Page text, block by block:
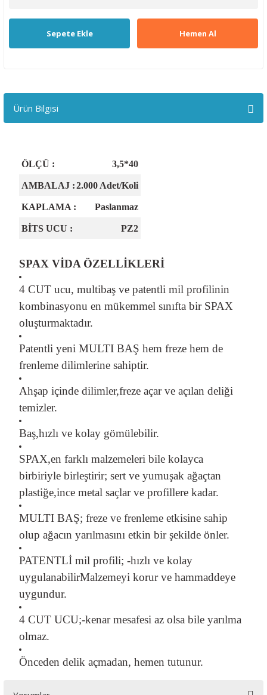
Sepete Ekle Hemen Al
Ürün Bilgisi
ÖLÇÜ : 3,5*40
AMBALAJ :2.000 Adet/Koli
KAPLAMA : Paslanmaz
BİTS UCU : PZ2
SPAX VİDA ÖZELLİKLERİ
4 CUT ucu, multibaş ve patentli mil profilinin
kombinasyonu en mükemmel sınıfta bir SPAX
oluşturmaktadır.
Patentli yeni MULTI BAŞ hem freze hem de
frenleme dilimlerine sahiptir.
Ahşap içinde dilimler,freze açar ve açılan deliği
temizler.
Baş,hızlı ve kolay gömülebilir.
SPAX,en farklı malzemeleri bile kolayca
birbiriyle birleştirir; sert ve yumuşak ağaçtan
plastiğe,ince metal saçlar ve profillere kadar.
MULTI BAŞ; freze ve frenleme etkisine sahip
olup ağacın yarılmasını etkin bir şekilde önler.
PATENTLİ mil profili; -hızlı ve kolay
uygulanabilirMalzemeyi korur ve hammaddeye
uygundur.
4 CUT UCU;-kenar mesafesi az olsa bile yarılma
olmaz.
Önceden delik açmadan, hemen tutunur.